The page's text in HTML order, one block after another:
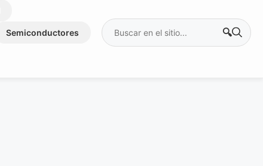
Semiconductores
Buscar: